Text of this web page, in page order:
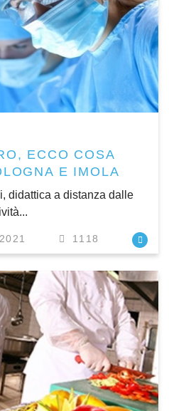
ECCO COSA
E IMOLA
didattica a distanza dalle
1118